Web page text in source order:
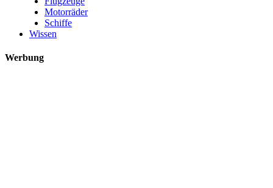
Motorräder
Schiffe
Wissen
Werbung